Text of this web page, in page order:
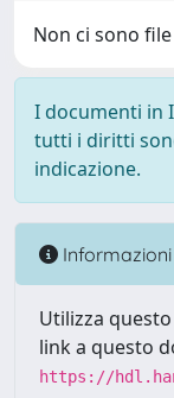
Non ci sono
I documenti in
tutti i diritti
indicazione.
Informazioni
Utilizza
link a questo
https://